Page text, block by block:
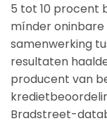
5 tot 10 procent
mínder
samenwerking
resultaten
producent van
Bradstreet-